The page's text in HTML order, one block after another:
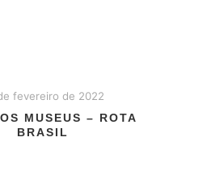
fevereiro de 2022
MUSEUS – ROTA
BRASIL